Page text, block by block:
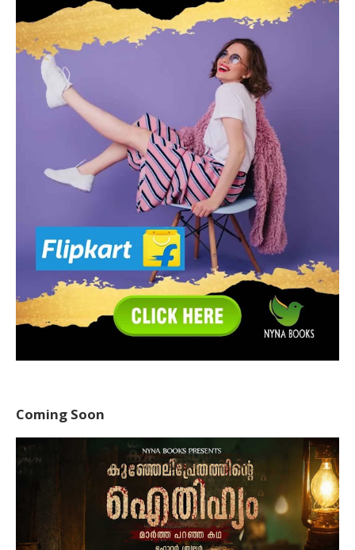
Coming Soon